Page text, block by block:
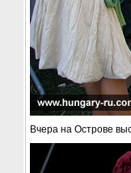
Вчера на Острове